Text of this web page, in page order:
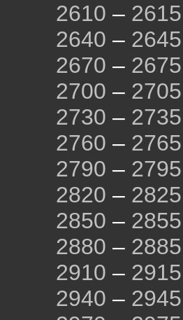
2610 – 2615
2640 – 2645
2670 – 2675
2700 – 2705
2730 – 2735
2760 – 2765
2790 – 2795
2820 – 2825
2850 – 2855
2880 – 2885
2910 – 2915
2940 – 2945